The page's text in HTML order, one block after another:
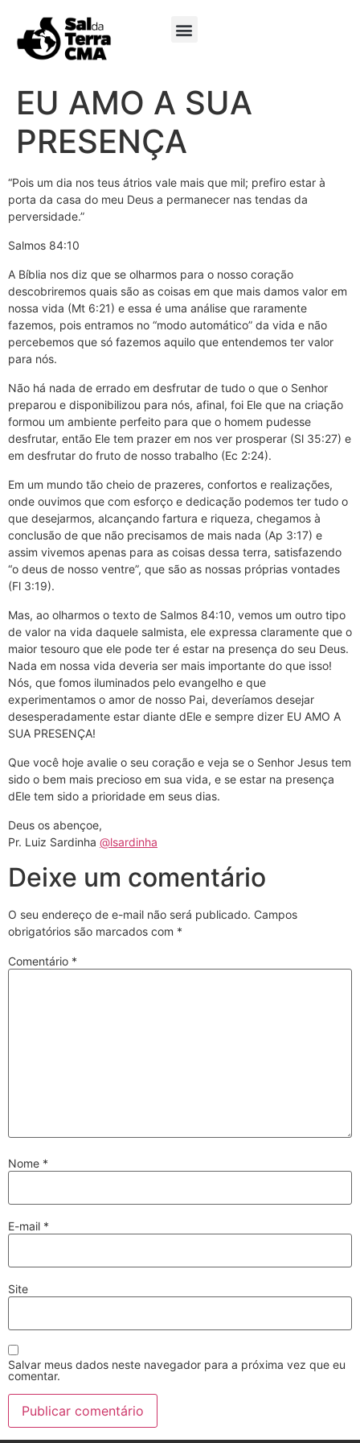
EU AMO A SUA
PRESENÇA
“Pois um dia nos teus átrios vale mais que mil; prefiro estar à
porta da casa do meu Deus a permanecer nas tendas da
perversidade.”
Salmos 84:10
A Bíblia nos diz que se olharmos para o nosso coração
descobriremos quais são as coisas em que mais damos valor em
nossa vida (Mt 6:21) e essa é uma análise que raramente
fazemos, pois entramos no “modo automático” da vida e não
percebemos que só fazemos aquilo que entendemos ter valor
para nós.
Não há nada de errado em desfrutar de tudo o que o Senhor
preparou e disponibilizou para nós, afinal, foi Ele que na criação
formou um ambiente perfeito para que o homem pudesse
desfrutar, então Ele tem prazer em nos ver prosperar (Sl 35:27) e
em desfrutar do fruto de nosso trabalho (Ec 2:24).
Em um mundo tão cheio de prazeres, confortos e realizações,
onde ouvimos que com esforço e dedicação podemos ter tudo o
que desejarmos, alcançando fartura e riqueza, chegamos à
conclusão de que não precisamos de mais nada (Ap 3:17) e
assim vivemos apenas para as coisas dessa terra, satisfazendo
“o deus de nosso ventre”, que são as nossas próprias vontades
(Fl 3:19).
Mas, ao olharmos o texto de Salmos 84:10, vemos um outro tipo
de valor na vida daquele salmista, ele expressa claramente que o
maior tesouro que ele pode ter é estar na presença do seu Deus.
Nada em nossa vida deveria ser mais importante do que isso!
Nós, que fomos iluminados pelo evangelho e que
experimentamos o amor de nosso Pai, deveríamos desejar
desesperadamente estar diante dEle e sempre dizer EU AMO A
SUA PRESENÇA!
Que você hoje avalie o seu coração e veja se o Senhor Jesus tem
sido o bem mais precioso em sua vida, e se estar na presença
dEle tem sido a prioridade em seus dias.
Deus os abençoe,
Pr. Luiz Sardinha @lsardinha
Deixe um comentário
O seu endereço de e-mail não será publicado. Campos
obrigatórios são marcados com *
Comentário *
Nome *
E-mail *
Site
Salvar meus dados neste navegador para a próxima vez que eu
comentar.